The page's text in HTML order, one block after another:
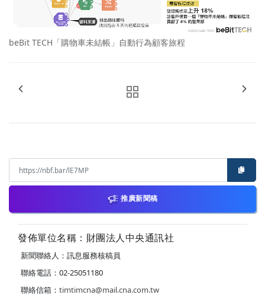
beBit TECH「購物車未結帳」自動行為顧客旅程
推廣新聞稿
發佈單位名稱：財團法人中央通訊社
新聞聯絡人：訊息服務核稿員
聯絡電話：02-25051180
聯絡信箱： timtimcna@mail.cna.com.tw